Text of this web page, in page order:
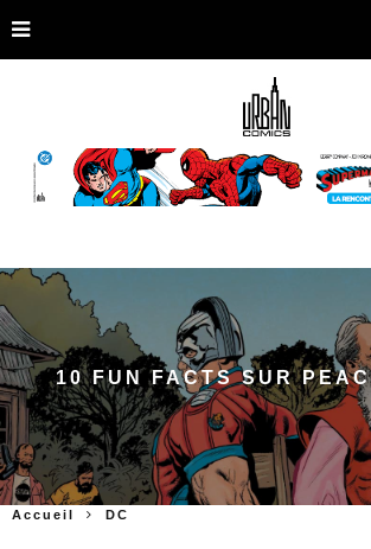
10 FUN FACTS SUR
Accueil DC